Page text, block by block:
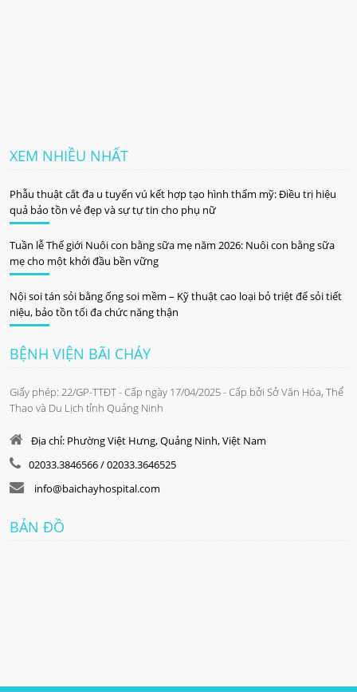
XEM NHIỀU NHẤT
Phẫu thuật cắt đa u tuyến vú kết hợp tạo hình thẩm mỹ: Điều trị hiệu
quả bảo tồn vẻ đẹp và sự tự tin cho phụ nữ
Tuần lễ Thế giới Nuôi con bằng sữa mẹ năm 2026: Nuôi con bằng sữa
mẹ cho một khởi đầu bền vững
Nội soi tán sỏi bằng ống soi mềm – Kỹ thuật cao loại bỏ triệt để sỏi tiết
niệu, bảo tồn tối đa chức năng thận
BỆNH VIỆN BÃI CHÁY
Giấy phép: 22/GP-TTĐT - Cấp ngày 17/04/2025 - Cấp bởi Sở Văn Hóa, Thể
Thao và Du Lịch tỉnh Quảng Ninh
Địa chỉ: Phường Việt Hưng, Quảng Ninh, Việt Nam
02033.3846566 / 02033.3646525
info@baichayhospital.com
BẢN ĐỒ